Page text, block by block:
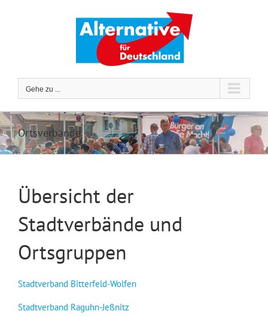
Gehe zu ...
Ortsverbände
Übersicht der
Stadtverbände und
Ortsgruppen
Stadtverband Bitterfeld-Wolfen
Stadtverband Raguhn-Jeßnitz